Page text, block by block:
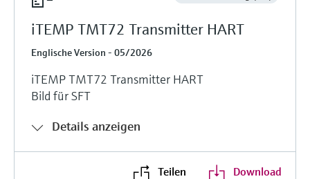
iTEMP TMT72 Transmitter HART
Englische Version - 05/2026
iTEMP TMT72 Transmitter HART
Bild für SFT
Details anzeigen
Teilen Download